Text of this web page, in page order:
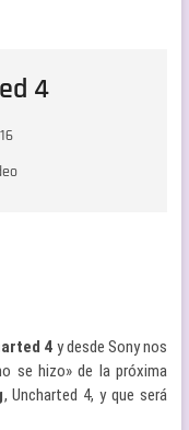
4
4 y desde Sony nos
se hizo» de la próxima
, Uncharted 4, y que será